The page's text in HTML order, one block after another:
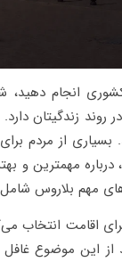
انجام
روند زندگیتان
از مردم
مهمترین و
مهم بلاروس
اقامت
از این موضوع